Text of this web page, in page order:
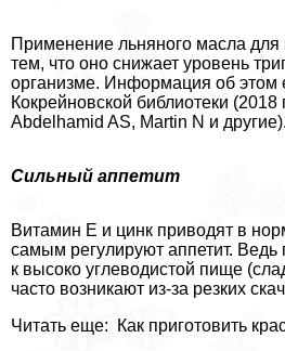
Применение льняного масла для
тем, что оно снижает уровень
организме. Информация об этом
Кокрейновской библиотеки (2018
Abdelhamid AS, Martin N и другие).
Сильный аппетит
Витамин Е и цинк приводят в
самым регулируют аппетит. Ведь
к высоко углеводистой пище
часто возникают из-за резких
Читать еще: Как приготовить